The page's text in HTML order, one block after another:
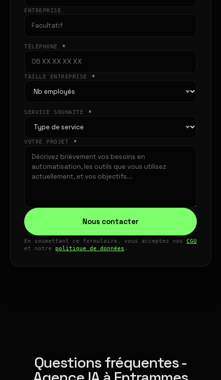
ENTREPRISE
TÉLÉPHONE *
TAILLE ENTREPRISE *
SERVICE SOUHAITÉ *
VOTRE PROJET *
Nous contacter
En soumettant ce formulaire, vous acceptez nos CGU
et notre politique de données .
Questions fréquentes -